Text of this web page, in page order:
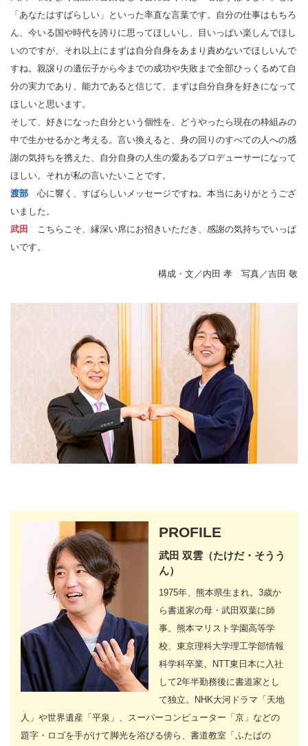
「あなたはすばらしい」といった率直な言葉です。自分の仕事はもちろ
ん、今いる国や時代を誇りに思ってほしいし、目いっぱい楽しんでほし
いのですが、それ以上にまずは自分自身をあまり責めないでほしいんで
すね。親譲りの遺伝子から今までの成功や失敗まで全部ひっくるめて自
分の実力であり、能力であると信じて、まずは自分自身を好きになって
ほしいと思います。
そして、好きになった自分という個性を、どうやったら現在の枠組みの
中で生かせるかと考える。言い換えると、身の回りのすべての人への感
謝の気持ちを携えた、自分自身の人生の愛あるプロデューサーになって
ほしい。それが私の言いたいことです。
渡部 心に響く、すばらしいメッセージですね。本当にありがとうござ
いました。
武田
こちらこそ、縁深い席にお招きいただき、感謝の気持ちでいっぱ
いです。
構成・文／内田 孝 写真／吉田 敬
PROFILE
武田 双雲（たけだ・そうう
ん）
1975年、熊本県生まれ。3歳か
ら書道家の母・武田双葉に師
事。熊本マリスト学園高等学
校、東京理科大学理工学部情報
科学科卒業。NTT東日本に入社
して2年半勤務後に書道家とし
て独立。NHK大河ドラマ「天地
人」や世界遺産「平泉」、スーパーコンピューター「京」などの
題字・ロゴを手がけて脚光を浴びる傍ら、書道教室「ふたばの